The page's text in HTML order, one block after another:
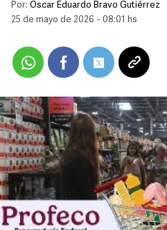
Por: Oscar Eduardo Bravo Gutiérrez
25 de mayo de 2026 - 08:01 hs